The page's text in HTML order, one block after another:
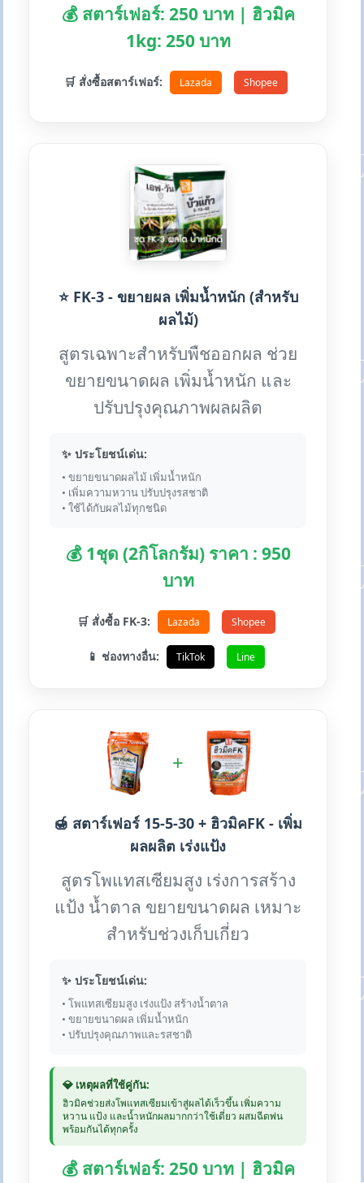
💰 สตาร์เฟอร์: 250 บาท | ฮิวมิค
1kg: 250 บาท
🛒 สั่งซื้อสตาร์เฟอร์: Lazada Shopee
⭐ FK-3 - ขยายผล เพิ่มน้ำหนัก (สำหรับ
ผลไม้)
สูตรเฉพาะสำหรับพืชออกผล ช่วย
ขยายขนาดผล เพิ่มน้ำหนัก และ
ปรับปรุงคุณภาพผลผลิต
✨ ประโยชน์เด่น:
• ขยายขนาดผลไม้ เพิ่มน้ำหนัก
• เพิ่มความหวาน ปรับปรุงรสชาติ
• ใช้ได้กับผลไม้ทุกชนิด
💰 1ชุด (2กิโลกรัม) ราคา : 950
บาท
🛒 สั่งซื้อ FK-3: Lazada Shopee
📱 ช่องทางอื่น: TikTok Line
+
🍯 สตาร์เฟอร์ 15-5-30 + ฮิวมิคFK - เพิ่ม
ผลผลิต เร่งแป้ง
สูตรโพแทสเซียมสูง เร่งการสร้าง
แป้ง น้ำตาล ขยายขนาดผล เหมาะ
สำหรับช่วงเก็บเกี่ยว
✨ ประโยชน์เด่น:
• โพแทสเซียมสูง เร่งแป้ง สร้างน้ำตาล
• ขยายขนาดผล เพิ่มน้ำหนัก
• ปรับปรุงคุณภาพและรสชาติ
💎 เหตุผลที่ใช้คู่กัน:
ฮิวมิคช่วยส่งโพแทสเซียมเข้าสู่ผลได้เร็วขึ้น เพิ่มความ
หวาน แป้ง และน้ำหนักผลมากกว่าใช้เดี่ยว ผสมฉีดพ่น
พร้อมกันได้ทุกครั้ง
💰 สตาร์เฟอร์: 250 บาท | ฮิวมิค